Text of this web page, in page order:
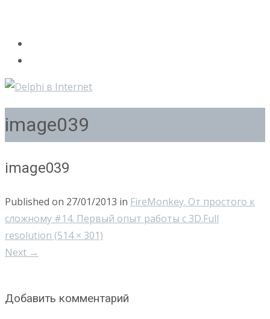
image039
image039
Published on 27/01/2013 in FireMonkey. От простого к
сложному #14. Первый опыт работы с 3D.Full
resolution (514 × 301)
Next →
Добавить комментарий